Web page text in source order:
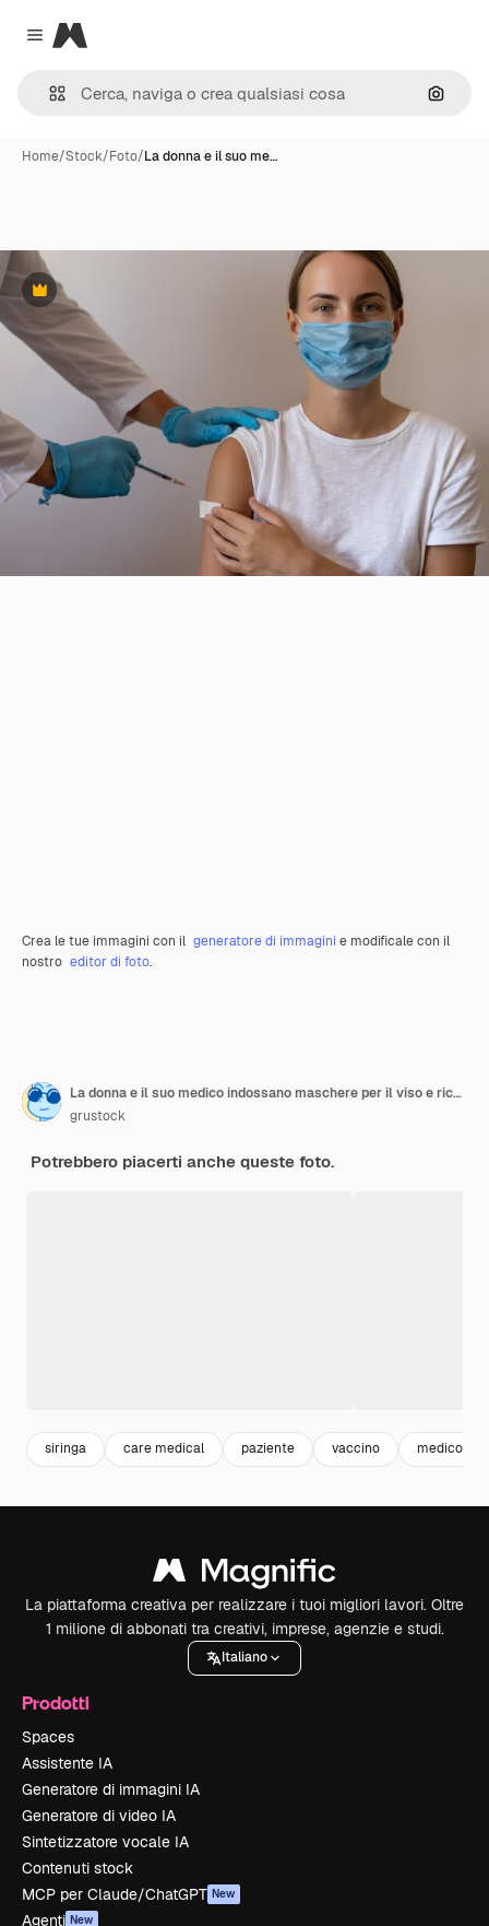
Close menu
Magnific
Cerca
Home/Stock/Foto/La donna e il suo me…
Premium
Crea le tue immagini con il generatore di immagini e modificale con il
nostro editor di foto.
La donna e il suo medico indossano maschere per il viso e ricevono un vaccino in un ufficio medico che fa...
grustock
Potrebbero piacerti anche queste foto.
siringa care medical paziente vaccino medico
La piattaforma creativa per realizzare i tuoi migliori lavori. Oltre
1 milione di abbonati tra creativi, imprese, agenzie e studi.
Italiano
Prodotti
Spaces
Assistente IA
Generatore di immagini IA
Generatore di video IA
Sintetizzatore vocale IA
Contenuti stock
MCP per Claude/ChatGPT New
Agenti New